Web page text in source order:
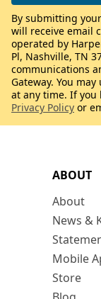
ABOUT
About
News &
Mobile
Store
By submitting
will receive email
operated by
Pl, Nashville, TN
communications
Gateway. You
at any time. If you
Privacy Policy or